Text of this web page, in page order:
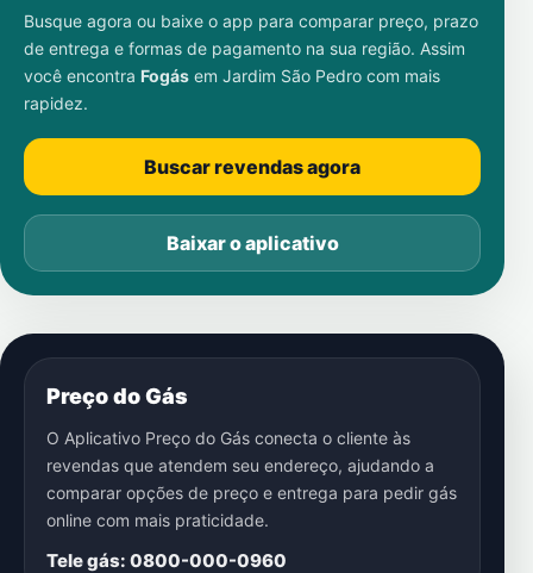
Busque agora ou baixe o app para comparar preço, prazo
de entrega e formas de pagamento na sua região. Assim
você encontra Fogás em Jardim São Pedro com mais
rapidez.
Buscar revendas agora
Baixar o aplicativo
Preço do Gás
O Aplicativo Preço do Gás conecta o cliente às
revendas que atendem seu endereço, ajudando a
comparar opções de preço e entrega para pedir gás
online com mais praticidade.
Tele gás: 0800-000-0960